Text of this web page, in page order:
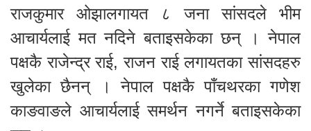
राजकुमार ओझालगायत ८ जना सांसदले भीम
आचार्यलाई मत नदिने बताइसकेका छन् । नेपाल
पक्षकै राजेन्द्र राई, राजन राई लगायतका सांसदहरु
खुलेका छैनन् । नेपाल पक्षकै पाँचथरका गणेश
काङवाङले आचार्यलाई समर्थन नगर्ने बताइसकेका